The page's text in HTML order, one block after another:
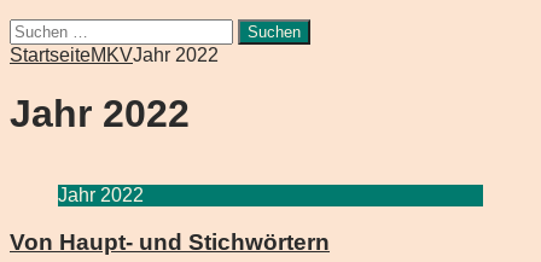
Suchen
nach:
StartseiteMKVJahr 2022
Jahr 2022
Jahr 2022
Von Haupt- und Stichwörtern